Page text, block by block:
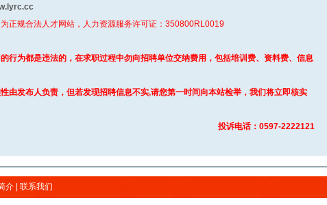
正规合法人才网站，人力资源服务许可证：350800RL0019
行为都是违法的，在求职过程中勿向招聘单位交纳费用，包括培训费、资料费、信息
由发布人负责，但若发现招聘信息不实,请您第一时间向本站检举，我们将立即核实
投诉电话：0597-2222121
介| 联系我们